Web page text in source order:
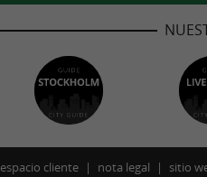
espacio cliente nota legal sitio